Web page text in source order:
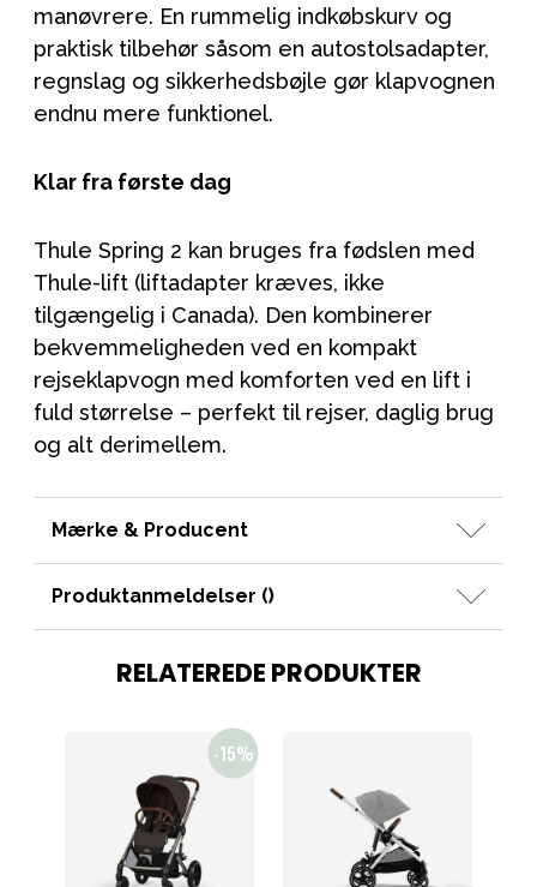
manøvrere. En rummelig indkøbskurv og
praktisk tilbehør såsom en autostolsadapter,
regnslag og sikkerhedsbøjle gør klapvognen
endnu mere funktionel.
Klar fra første dag
Thule Spring 2 kan bruges fra fødslen med
Thule-lift (liftadapter kræves, ikke
tilgængelig i Canada). Den kombinerer
bekvemmeligheden ved en kompakt
rejseklapvogn med komforten ved en lift i
fuld størrelse – perfekt til rejser, daglig brug
og alt derimellem.
Mærke & Producent
Produktanmeldelser ()
RELATEREDE PRODUKTER